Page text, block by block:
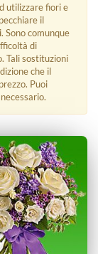
utilizzare fiori e
il
Sono comunque
di
Tali sostituzioni
che il
Puoi